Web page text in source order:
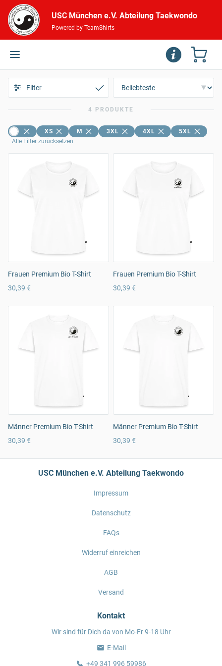
USC München e.V. Abteilung Taekwondo
Powered by TeamShirts
Filter
4 PRODUKTE
XS M 3XL 4XL
5XL
Alle Filter zurücksetzen
Frauen Premium Bio T-Shirt
30,39 €
Frauen Premium Bio T-Shirt
30,39 €
Männer Premium Bio T-Shirt
30,39 €
Männer Premium Bio T-Shirt
30,39 €
USC München e.V. Abteilung Taekwondo
Impressum
Datenschutz
FAQs
Widerruf einreichen
AGB
Versand
Kontakt
Wir sind für Dich da von Mo-Fr 9-18 Uhr
E-Mail
+49 341 996 59986